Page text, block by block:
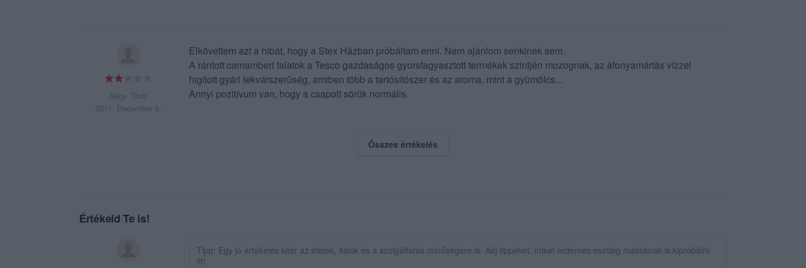
Nagy Tibor
2011. December 9.
Elkövettem azt a hibát, hogy a Stex Házban próbáltam enni. Nem ajánlom senkinek sem.
A rántott camambert falatok a Tesco gazdaságos gyorsfagyasztott termékek szintjén mozognak, az áfonyamártás vízzel
higított gyári lekvárszerűség, amiben több a tartósítószer és az aroma, mint a gyümölcs...
Annyi pozitívum van, hogy a csapolt sörük normális.
Összes értékelés
Értékeld Te is!